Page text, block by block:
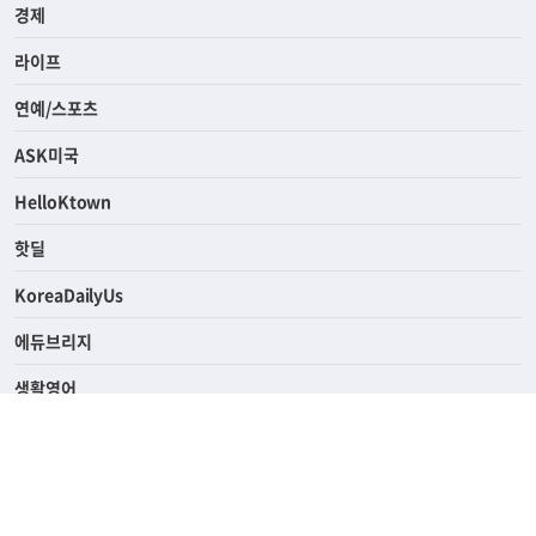
사회
경제
라이프
연예/스포츠
ASK미국
HelloKtown
핫딜
KoreaDailyUs
에듀브리지